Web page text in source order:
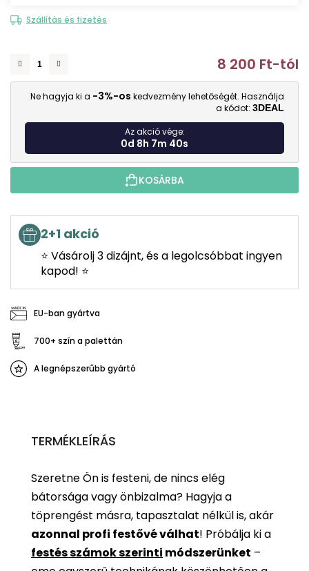
Szállítás és fizetés
8 200 Ft-tól
Ne hagyja ki a -3%-os kedvezmény lehetőségét. Használja
a kódot: 3DEAL
Az akció vége:
0d 8h 7m 39s
KOSÁRBA
2+1 akció
⭐ Vásárolj 3 dizájnt, és a legolcsóbbat ingyen
kapod! ⭐
EU-ban gyártva
700+ szín a palettán
A legnépszerűbb gyártó
TERMÉKLEÍRÁS
Szeretne Ön is festeni, de nincs elég
bátorsága vagy önbizalma? Hagyja a
töprengést másra, tapasztalat nélkül is, akár
azonnal profi festővé válhat! Próbálja ki a
festés számok szerinti módszerünket –